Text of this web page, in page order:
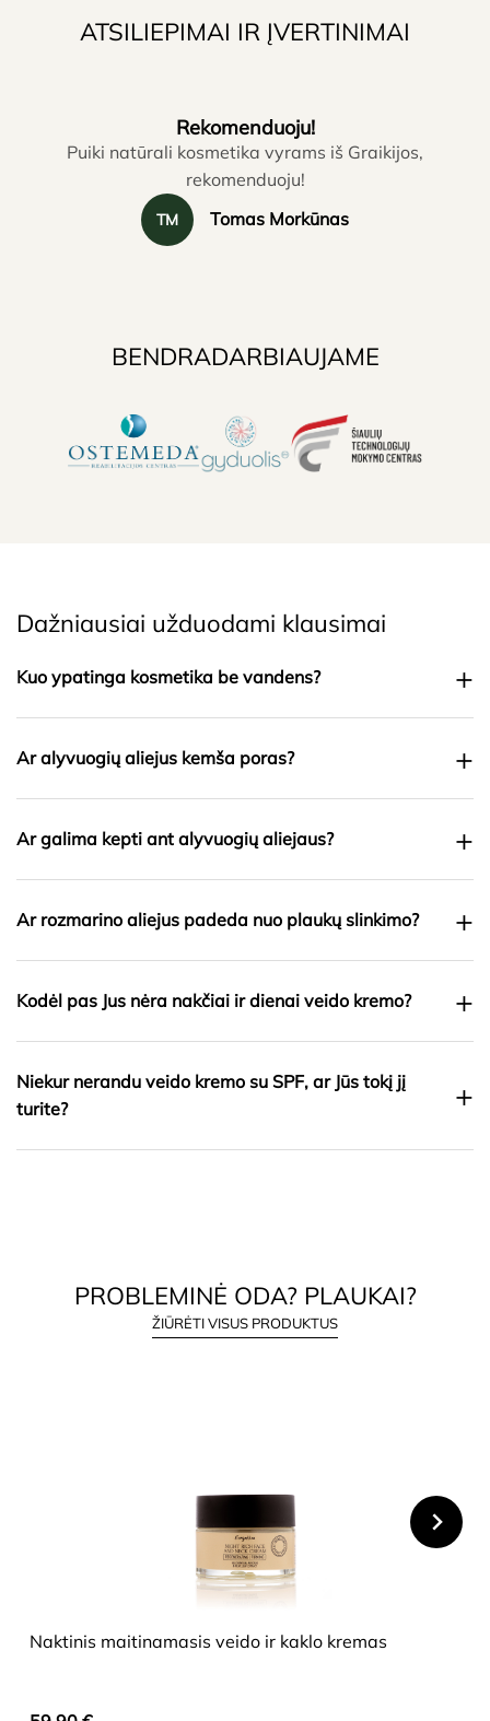
ATSILIEPIMAI IR ĮVERTINIMAI
Rekomenduoju!
Puiki natūrali kosmetika vyrams iš Graikijos,
rekomenduoju!
Tomas Morkūnas
BENDRADARBIAUJAME
Dažniausiai užduodami klausimai
Kuo ypatinga kosmetika be vandens? +
Ar alyvuogių aliejus kemša poras? +
Ar galima kepti ant alyvuogių aliejaus? +
Ar rozmarino aliejus padeda nuo plaukų slinkimo? +
Kodėl pas Jus nėra nakčiai ir dienai veido kremo? +
Niekur nerandu veido kremo su SPF, ar Jūs tokį jį
turite?
+
PROBLEMINĖ ODA? PLAUKAI?
ŽIŪRĖTI VISUS PRODUKTUS
Naktinis maitinamasis veido ir kaklo kremas